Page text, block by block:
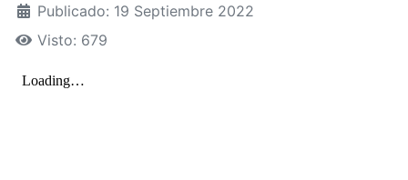
Publicado: 19 Septiembre 2022
Visto: 679